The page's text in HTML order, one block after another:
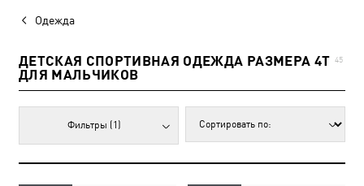
Одежда
ДЕТСКАЯ СПОРТИВНАЯ ОДЕЖДА РАЗМЕРА 4T
ДЛЯ МАЛЬЧИКОВ
45
Фильтры (1)